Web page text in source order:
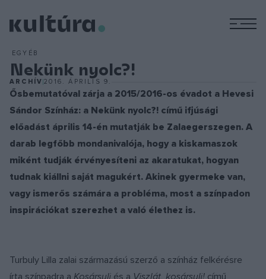
EGYÉB
Nekünk nyolc?!
ARCHÍV2016. ÁPRILIS 9.
Ősbemutatóval zárja a 2015/2016-os évadot a Hevesi
Sándor Színház: a Nekünk nyolc?! című ifjúsági
előadást április 14-én mutatják be Zalaegerszegen. A
darab legfőbb mondanivalója, hogy a kiskamaszok
miként tudják érvényesíteni az akaratukat, hogyan
tudnak kiállni saját magukért. Akinek gyermeke van,
vagy ismerős számára a probléma, most a színpadon
inspirációkat szerezhet a való élethez is.
Turbuly Lilla zalai származású szerző a színház felkérésre
írta színpadra a Kosársuli és a Viszlát, kosársuli! című